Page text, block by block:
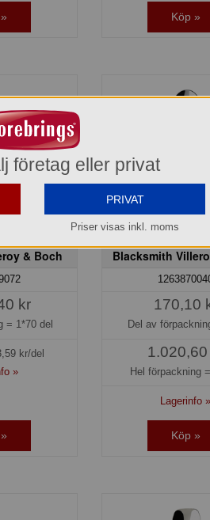
Köp »
delar
& Boch
kr
= 1*70 del
kr/del
»
Bordssked
Blacksmith
170,10
Del av
Hel förpackning
Lagerinfo »
Köp »
företag eller privat
PRIVAT
Priser visas inkl. moms